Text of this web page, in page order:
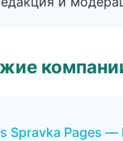
Spravka Pages